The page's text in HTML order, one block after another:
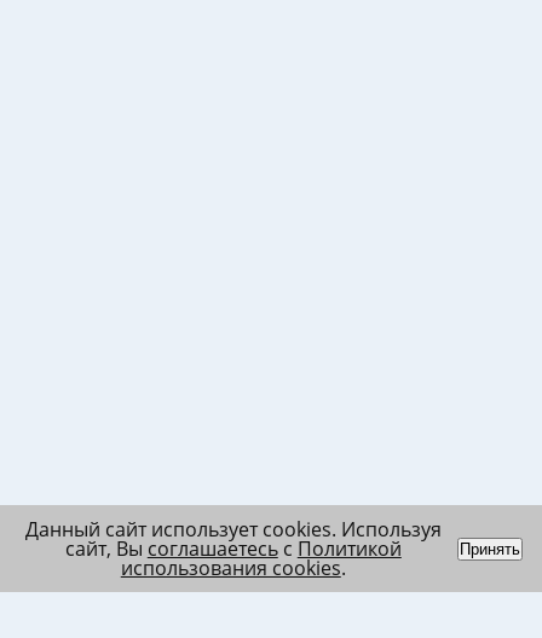
Данный сайт использует cookies. Используя
сайт, Вы соглашаетесьс Политикой
использования cookies.
Принять